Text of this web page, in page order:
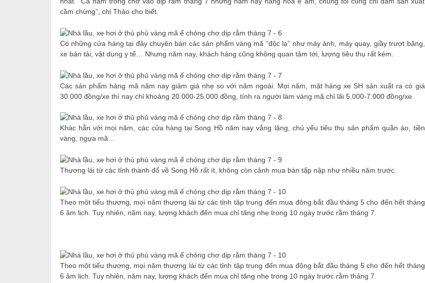
cầm chừng”, chị Thảo cho biết.
Có những cửa hàng tại đây chuyên bán các sản phẩm vàng mã “độc lạ” như máy ảnh, máy quay, giầy trượt băng,
xe bán tải, vật dụng y tế… Nhưng năm nay, khách hàng cũng không quan tâm tới, lượng tiêu thụ rất kém.
Các sản phẩm hàng mã năm nay giảm giá nhẹ so với năm ngoái. Mọi năm, mặt hàng xe SH sản xuất ra có giá
30.000 đồng/xe thì nay chỉ khoảng 20.000-25.000 đồng, tính ra người làm vàng mã chỉ lãi 5.000-7.000 đồng/xe.
Khác hẳn với mọi năm, các cửa hàng tại Song Hồ năm nay vắng lặng, chủ yếu tiêu thụ sản phẩm quần áo, tiền
vàng, ngựa mã…
Thương lái từ các tỉnh thành đổ về Song Hồ rất ít, không còn cảnh mua bán tấp nập như nhiều năm trước.
Theo một tiểu thương, mọi năm thương lái từ các tỉnh tập trung đến mua đông bắt đầu tháng 5 cho đến hết tháng
6 âm lịch. Tuy nhiên, năm nay, lượng khách đến mua chỉ tăng nhẹ trong 10 ngày trước rằm tháng 7.
Theo một tiểu thương, mọi năm thương lái từ các tỉnh tập trung đến mua đông bắt đầu tháng 5 cho đến hết tháng
6 âm lịch. Tuy nhiên, năm nay, lượng khách đến mua chỉ tăng nhẹ trong 10 ngày trước rằm tháng 7.